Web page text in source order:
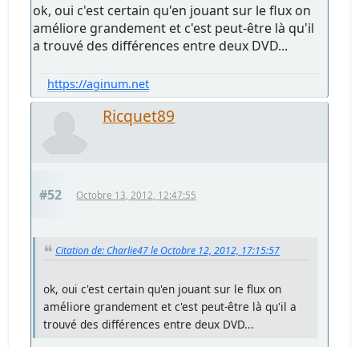
ok, oui c'est certain qu'en jouant sur le flux on
améliore grandement et c'est peut-être là qu'il
a trouvé des différences entre deux DVD...
https://aginum.net
Ricquet89
#52 Octobre 13, 2012, 12:47:55
Citation de: Charlie47 le Octobre 12, 2012, 17:15:57
ok, oui c'est certain qu'en jouant sur le flux on
améliore grandement et c'est peut-être là qu'il a
trouvé des différences entre deux DVD...